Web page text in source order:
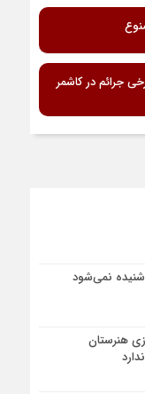
جرائم در کاشمر
نمی‌شود
هنرستان